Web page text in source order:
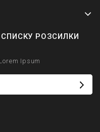
РОЗСИЛКИ
Ipsum